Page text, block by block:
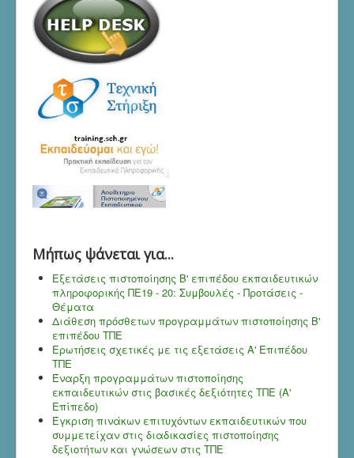
Mήπως ψάνεται για...
Εξετάσεις πιστοποίησης Β' επιπέδου εκπαιδευτικών
πληροφορικής ΠΕ19 - 20: Συμβουλές - Προτάσεις -
Θέματα
Διάθεση πρόσθετων προγραμμάτων πιστοποίησης Β'
επιπέδου ΤΠΕ
Ερωτήσεις σχετικές με τις εξετάσεις Α' Επιπέδου
ΤΠΕ
Έναρξη προγραμμάτων πιστοποίησης
εκπαιδευτικών στις βασικές δεξιότητες ΤΠΕ (Α'
Επίπεδο)
Έγκριση πινάκων επιτυχόντων εκπαιδευτικών που
συμμετείχαν στις διαδικασίες πιστοποίησης
δεξιοτήτων και γνώσεων στις ΤΠΕ